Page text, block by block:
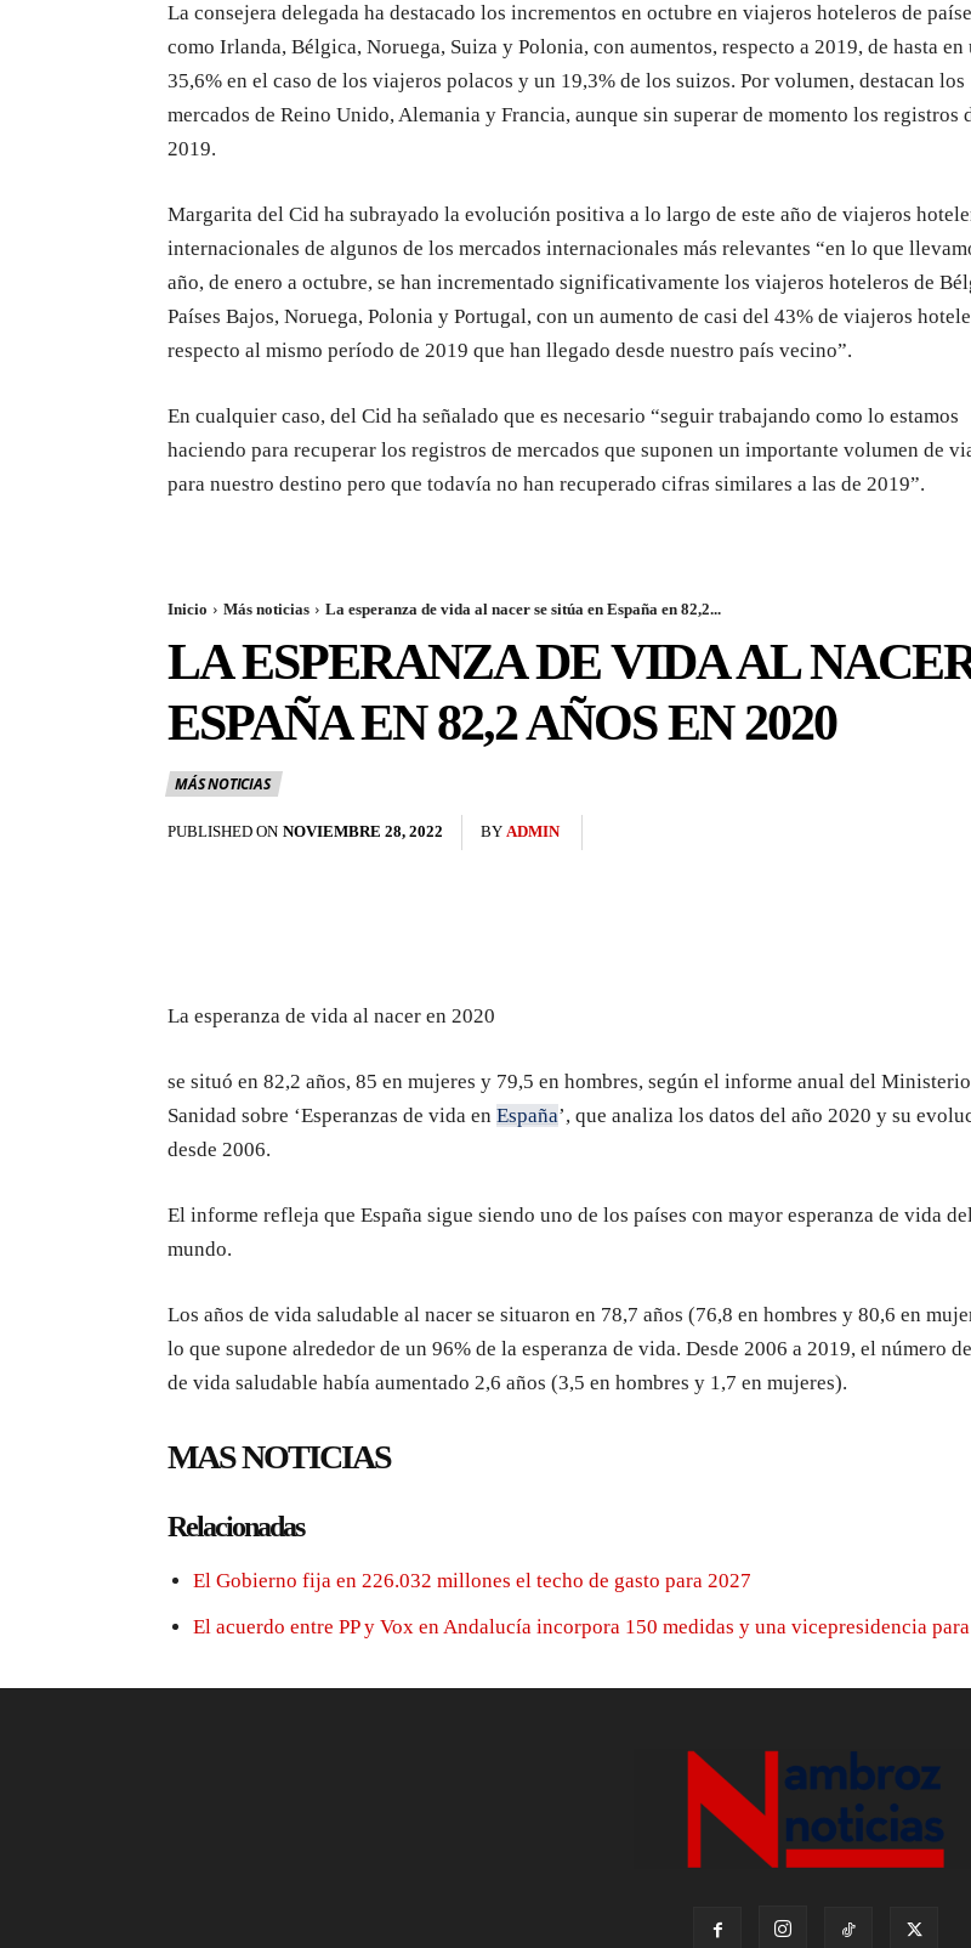
La consejera delegada ha destacado los incrementos en octubre en viajeros hoteleros de
como Irlanda, Bélgica, Noruega, Suiza y Polonia, con aumentos, respecto a 2019, de hasta en
35,6% en el caso de los viajeros polacos y un 19,3% de los suizos. Por volumen, destacan los
mercados de Reino Unido, Alemania y Francia, aunque sin superar de momento los registros
2019.
Margarita del Cid ha subrayado la evolución positiva a lo largo de este año de viajeros
internacionales de algunos de los mercados internacionales más relevantes “en lo que
año, de enero a octubre, se han incrementado significativamente los viajeros hoteleros de
Países Bajos, Noruega, Polonia y Portugal, con un aumento de casi del 43% de viajeros
respecto al mismo período de 2019 que han llegado desde nuestro país vecino”.
En cualquier caso, del Cid ha señalado que es necesario “seguir trabajando como lo estamos
haciendo para recuperar los registros de mercados que suponen un importante volumen de
para nuestro destino pero que todavía no han recuperado cifras similares a las de 2019”.